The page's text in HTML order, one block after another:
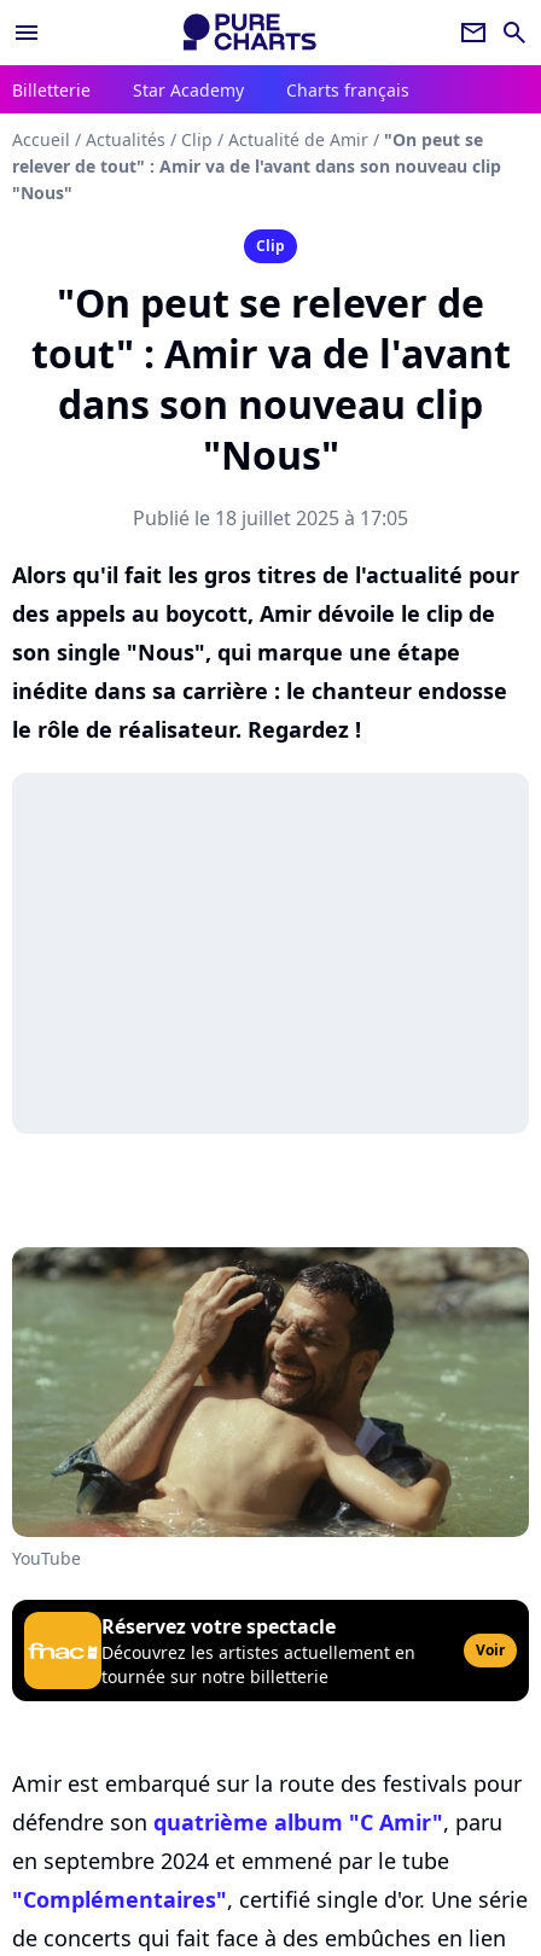
menu newsletter search
Billetterie Star Academy Charts français
Accueil / Actualités / Clip / Actualité de Amir / "On peut se
relever de tout" : Amir va de l'avant dans son nouveau clip
"Nous"
Clip
"On peut se relever de
tout" : Amir va de l'avant
dans son nouveau clip
"Nous"
Publié le 18 juillet 2025 à 17:05
Alors qu'il fait les gros titres de l'actualité pour
des appels au boycott, Amir dévoile le clip de
son single "Nous", qui marque une étape
inédite dans sa carrière : le chanteur endosse
le rôle de réalisateur. Regardez !
YouTube
Réservez votre spectacle
Découvrez les artistes actuellement en
tournée sur notre billetterie
Voir
Amir est embarqué sur la route des festivals pour
défendre son quatrième album "C Amir", paru
en septembre 2024 et emmené par le tube
"Complémentaires", certifié single d'or. Une série
de concerts qui fait face à des embûches en lien